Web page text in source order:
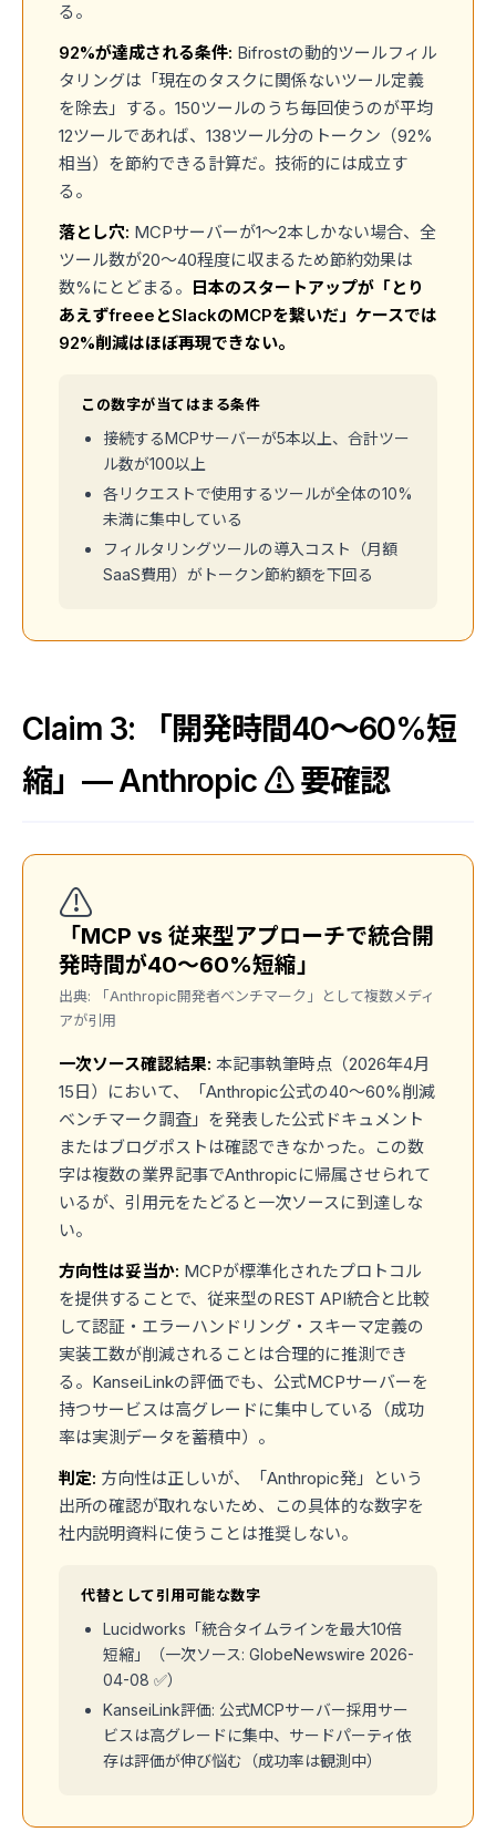
る。
92%が達成される条件: Bifrostの動的ツールフィル
タリングは「現在のタスクに関係ないツール定義
を除去」する。150ツールのうち毎回使うのが平均
12ツールであれば、138ツール分のトークン（92%
相当）を節約できる計算だ。技術的には成立す
る。
落とし穴: MCPサーバーが1〜2本しかない場合、全
ツール数が20〜40程度に収まるため節約効果は
数%にとどまる。 日本のスタートアップが「とり
あえずfreeeとSlackのMCPを繋いだ」ケースでは
92%削減はほぼ再現できない。
この数字が当てはまる条件
接続するMCPサーバーが5本以上、合計ツー
ル数が100以上
各リクエストで使用するツールが全体の10%
未満に集中している
フィルタリングツールの導入コスト（月額
SaaS費用）がトークン節約額を下回る
Claim 3: 「開発時間40〜60%短
縮」— Anthropic ⚠️ 要確認
⚠️
「MCP vs 従来型アプローチで統合開
発時間が40〜60%短縮」
出典: 「Anthropic開発者ベンチマーク」として複数メディ
アが引用
一次ソース確認結果: 本記事執筆時点（2026年4月
15日）において、「Anthropic公式の40〜60%削減
ベンチマーク調査」を発表した公式ドキュメント
またはブログポストは確認できなかった。この数
字は複数の業界記事でAnthropicに帰属させられて
いるが、引用元をたどると一次ソースに到達しな
い。
方向性は妥当か: MCPが標準化されたプロトコル
を提供することで、従来型のREST API統合と比較
して認証・エラーハンドリング・スキーマ定義の
実装工数が削減されることは合理的に推測でき
る。KanseiLinkの評価でも、公式MCPサーバーを
持つサービスは高グレードに集中している（成功
率は実測データを蓄積中）。
判定: 方向性は正しいが、「Anthropic発」という
出所の確認が取れないため、この具体的な数字を
社内説明資料に使うことは推奨しない。
代替として引用可能な数字
Lucidworks「統合タイムラインを最大10倍
短縮」（一次ソース: GlobeNewswire 2026-
04-08 ✅）
KanseiLink評価: 公式MCPサーバー採用サー
ビスは高グレードに集中、サードパーティ依
存は評価が伸び悩む（成功率は観測中）